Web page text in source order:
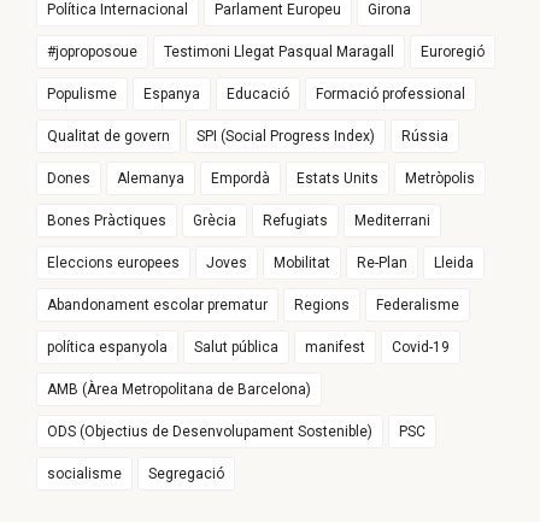
Política Internacional Parlament Europeu Girona
#joproposoue Testimoni Llegat Pasqual Maragall Euroregió
Populisme Espanya Educació Formació professional
Qualitat de govern SPI (Social Progress Index) Rússia
Dones Alemanya Empordà Estats Units Metròpolis
Bones Pràctiques Grècia Refugiats Mediterrani
Eleccions europees Joves Mobilitat Re-Plan Lleida
Abandonament escolar prematur Regions Federalisme
política espanyola Salut pública manifest Covid-19
AMB (Àrea Metropolitana de Barcelona)
ODS (Objectius de Desenvolupament Sostenible) PSC
socialisme Segregació